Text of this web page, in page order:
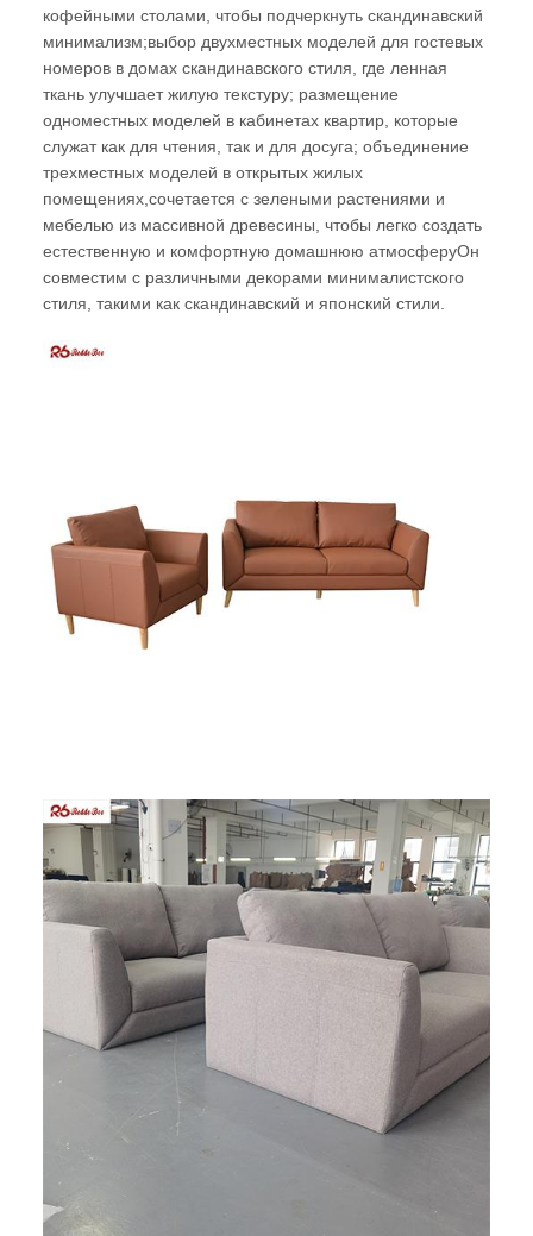
кофейными столами, чтобы подчеркнуть скандинавский
минимализм;выбор двухместных моделей для гостевых
номеров в домах скандинавского стиля, где ленная
ткань улучшает жилую текстуру; размещение
одноместных моделей в кабинетах квартир, которые
служат как для чтения, так и для досуга; объединение
трехместных моделей в открытых жилых
помещениях,сочетается с зелеными растениями и
мебелью из массивной древесины, чтобы легко создать
естественную и комфортную домашнюю атмосферуОн
совместим с различными декорами минималистского
стиля, такими как скандинавский и японский стили.